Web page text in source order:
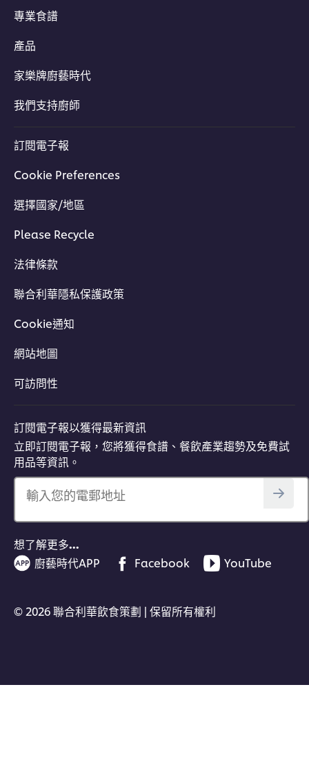
專業食譜
產品
家樂牌廚藝時代
我們支持廚師
訂閱電子報
Cookie Preferences
選擇國家/地區
Please Recycle
法律條款
聯合利華隱私保護政策
Cookie通知
網站地圖
可訪問性
訂閱電子報以獲得最新資訊
立即訂閱電子報，您將獲得食譜、餐飲產業趨勢及免費試
用品等資訊。
輸入您的電郵地址
想了解更多…
廚藝時代APP
Facebook YouTube
© 2026 聯合利華飲食策劃 | 保留所有權利